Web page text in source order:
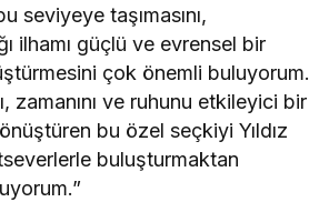
seviyeye taşımasını,
ilhamı güçlü ve evrensel bir
çok önemli buluyorum.
zamanını ve ruhunu etkileyici bir
bu özel seçkiyi Yıldız
buluşturmaktan